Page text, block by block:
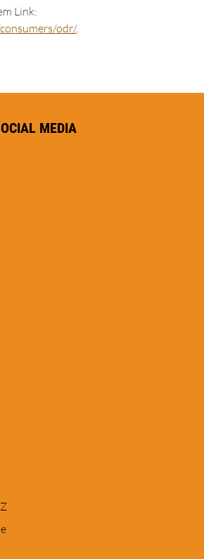
Link:
odr/.
MEDIA